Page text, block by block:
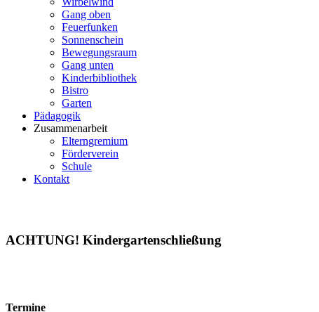
Gang oben
Feuerfunken
Sonnenschein
Bewegungsraum
Gang unten
Kinderbibliothek
Bistro
Garten
Pädagogik
Zusammenarbeit
Elterngremium
Förderverein
Schule
Kontakt
ACHTUNG! Kindergartenschließung
Termine